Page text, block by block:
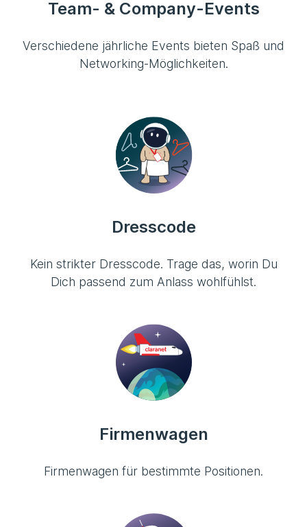
Team- & Company-Events
Verschiedene jährliche Events bieten Spaß und
Networking-Möglichkeiten.
Dresscode
Kein strikter Dresscode. Trage das, worin Du
Dich passend zum Anlass wohlfühlst.
Firmenwagen
Firmenwagen für bestimmte Positionen.